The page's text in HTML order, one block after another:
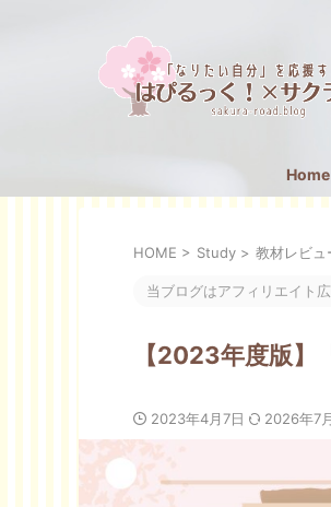
Home
HOME > Study > 教材レビュ
当ブログはアフィリエイト
【2023年度版
2023年4月7日 2026年7